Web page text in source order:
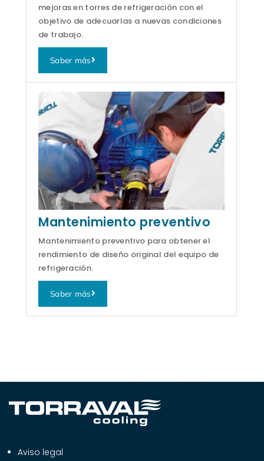
mejoras en torres de refrigeración con el
objetivo de adecuarlas a nuevas condiciones
de trabajo.
Saber más
Mantenimiento preventivo
Mantenimiento preventivo para obtener el
rendimiento de diseño original del equipo de
refrigeración.
Saber más
Aviso legal